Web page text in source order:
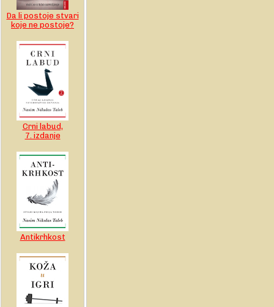
Da li postoje stvari
koje ne postoje?
Crni labud,
7. izdanje
Antikrhkost